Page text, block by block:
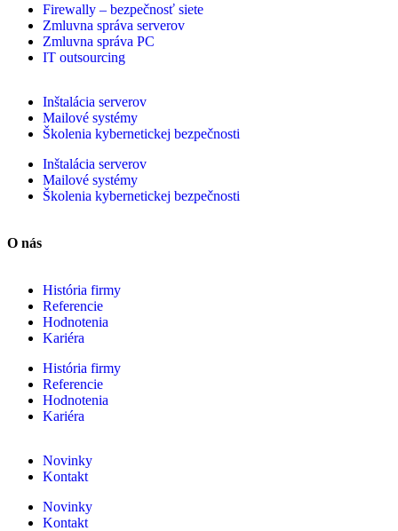
Firewally – bezpečnosť siete
Zmluvna správa serverov
Zmluvna správa PC
IT outsourcing
Inštalácia serverov
Mailové systémy
Školenia kybernetickej bezpečnosti
Inštalácia serverov
Mailové systémy
Školenia kybernetickej bezpečnosti
O nás
História firmy
Referencie
Hodnotenia
Kariéra
História firmy
Referencie
Hodnotenia
Kariéra
Novinky
Kontakt
Novinky
Kontakt